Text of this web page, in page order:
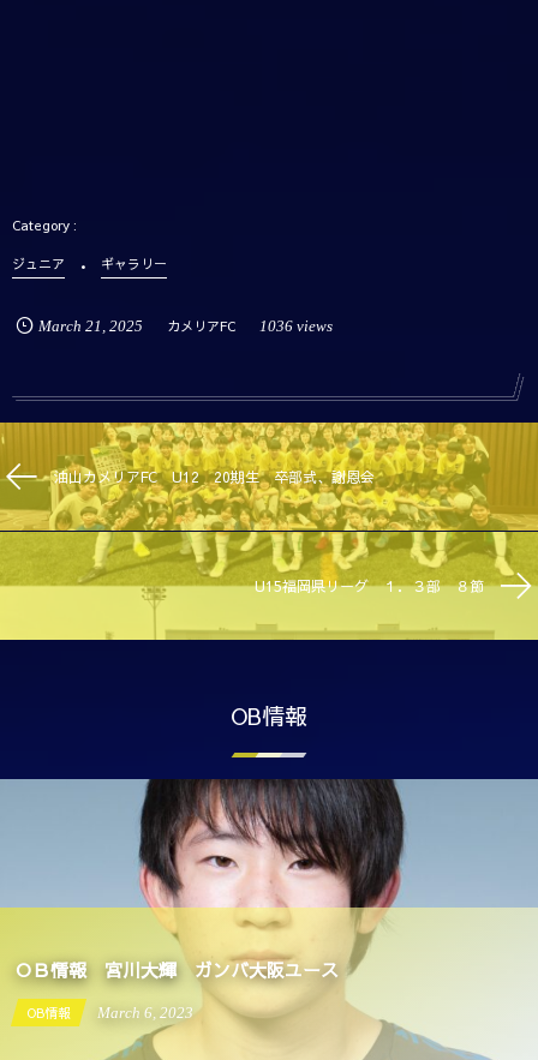
ジュニア ギャラリー
March 21 2025 カメリアFC 1036 views
油山カメリアFC U12 20期生 卒部式、謝恩会
U15福岡県リーグ １．３部 ８節
OB情報
OB情報 宮川大輝 ガンバ大阪ユース
OB情報 September 19 2022